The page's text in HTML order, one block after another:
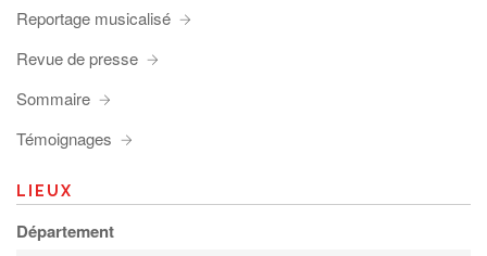
Reportage musicalisé
Revue de presse
Sommaire
Témoignages
LIEUX
Département